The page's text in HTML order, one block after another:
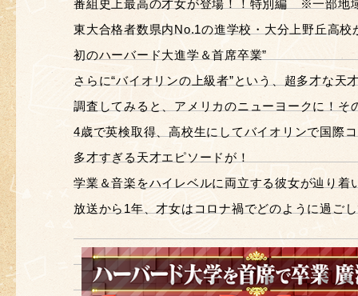
番組史上最高の才女が登場！！特別編 ※一部地
東大合格者数県内No.1の進学校・大分上野丘高校
初のハーバード大進学＆首席卒業”
さらに“バイオリンの上級者”という、超多才な天
調査してみると、アメリカのニューヨークに！
4歳で英検取得、高校生にしてバイオリンで国際
多才すぎる天才エピソードが！
学業＆音楽をハイレベルに両立する彼女が辿り着
放送から1年、才女はコロナ禍でどのように過ご